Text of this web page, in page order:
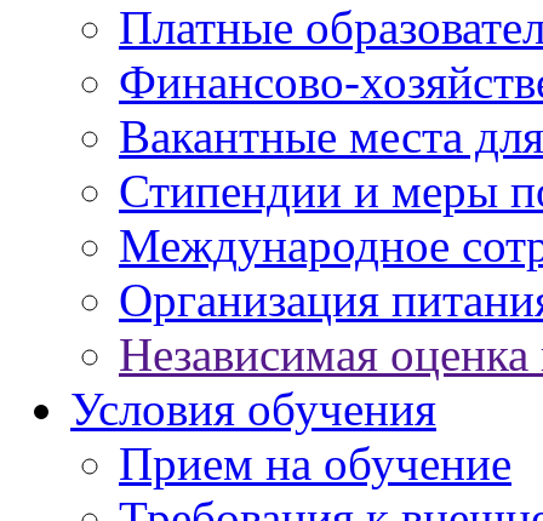
Платные
Финансово-
Вакантные места
Стипендии и меры
Международное
Организация
Независимая оценка
Условия обучения
Прием на обучение